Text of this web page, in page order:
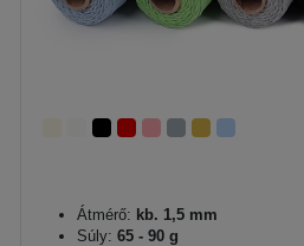
Átmérő: kb. 1,5 mm
Súly: 65 - 90 g